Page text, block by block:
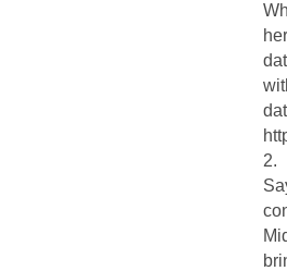
2.